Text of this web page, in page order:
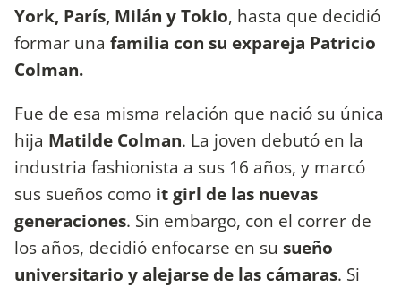
York, París, Milán y Tokio, hasta que decidió
formar una familia con su expareja Patricio
Colman.
Fue de esa misma relación que nació su única
hija Matilde Colman. La joven debutó en la
industria fashionista a sus 16 años, y marcó
sus sueños como it girl de las nuevas
generaciones. Sin embargo, con el correr de
los años, decidió enfocarse en su sueño
universitario y alejarse de las cámaras. Si